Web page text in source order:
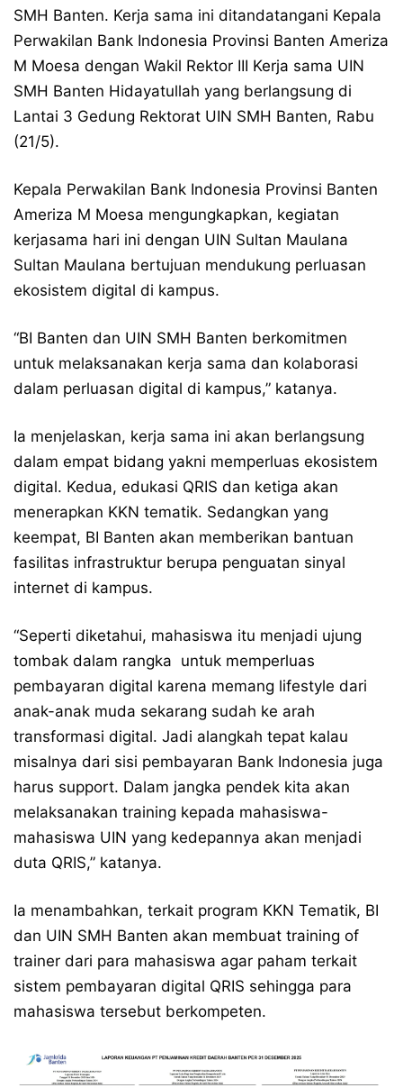
SMH Banten. Kerja sama ini ditandatangani Kepala
Perwakilan Bank Indonesia Provinsi Banten Ameriza
M Moesa dengan Wakil Rektor III Kerja sama UIN
SMH Banten Hidayatullah yang berlangsung di
Lantai 3 Gedung Rektorat UIN SMH Banten, Rabu
(21/5).
Kepala Perwakilan Bank Indonesia Provinsi Banten
Ameriza M Moesa mengungkapkan, kegiatan
kerjasama hari ini dengan UIN Sultan Maulana
Sultan Maulana bertujuan mendukung perluasan
ekosistem digital di kampus.
“BI Banten dan UIN SMH Banten berkomitmen
untuk melaksanakan kerja sama dan kolaborasi
dalam perluasan digital di kampus,” katanya.
Ia menjelaskan, kerja sama ini akan berlangsung
dalam empat bidang yakni memperluas ekosistem
digital. Kedua, edukasi QRIS dan ketiga akan
menerapkan KKN tematik. Sedangkan yang
keempat, BI Banten akan memberikan bantuan
fasilitas infrastruktur berupa penguatan sinyal
internet di kampus.
“Seperti diketahui, mahasiswa itu menjadi ujung
tombak dalam rangka untuk memperluas
pembayaran digital karena memang lifestyle dari
anak-anak muda sekarang sudah ke arah
transformasi digital. Jadi alangkah tepat kalau
misalnya dari sisi pembayaran Bank Indonesia juga
harus support. Dalam jangka pendek kita akan
melaksanakan training kepada mahasiswa-
mahasiswa UIN yang kedepannya akan menjadi
duta QRIS,” katanya.
Ia menambahkan, terkait program KKN Tematik, BI
dan UIN SMH Banten akan membuat training of
trainer dari para mahasiswa agar paham terkait
sistem pembayaran digital QRIS sehingga para
mahasiswa tersebut berkompeten.